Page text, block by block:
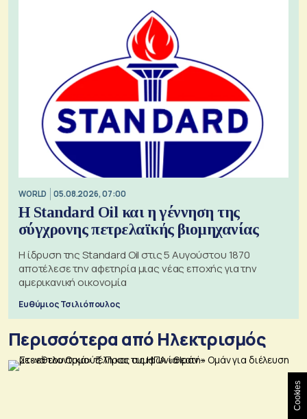
WORLD 05.08.2026, 07:00
Η Standard Oil και η γέννηση της
σύγχρονης πετρελαϊκής βιομηχανίας
Η ίδρυση της Standard Oil στις 5 Αυγούστου 1870
αποτέλεσε την αφετηρία μιας νέας εποχής για την
αμερικανική οικονομία
Ευθύμιος Τσιλιόπουλος
Περισσότερα από Ηλεκτρισμός
Cookies